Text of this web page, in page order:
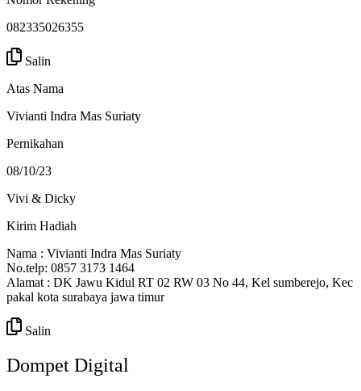
082335026355
Salin
Atas Nama
Vivianti Indra Mas Suriaty
Pernikahan
08/10/23
Vivi & Dicky
Kirim Hadiah
Nama : Vivianti Indra Mas Suriaty
No.telp: 0857 3173 1464
Alamat : DK Jawu Kidul RT 02 RW 03 No 44, Kel sumberejo, Kec
pakal kota surabaya jawa timur
Salin
Dompet Digital